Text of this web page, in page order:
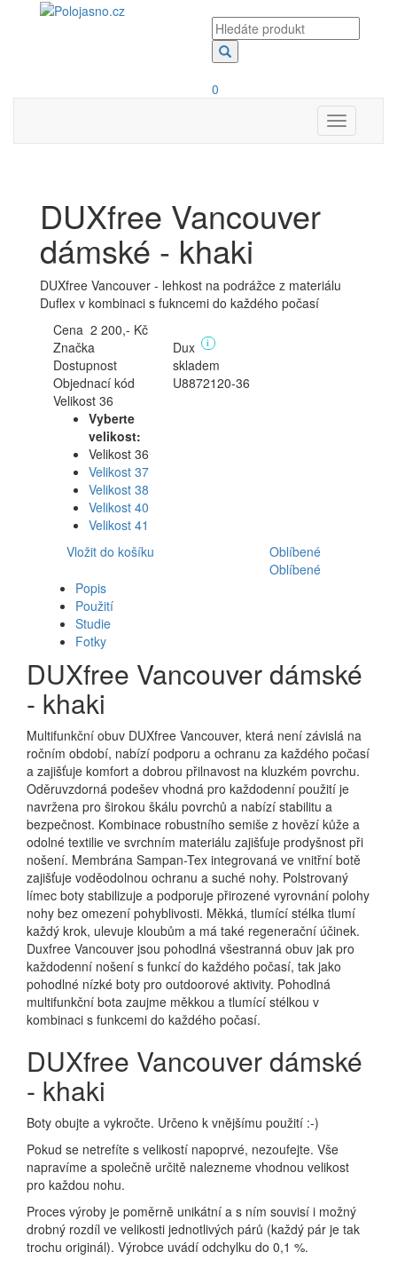
0
Toggle
navigation
DUXfree Vancouver
dámské - khaki
DUXfree Vancouver - lehkost na podrážce z materiálu
Duflex v kombinaci s fukncemi do každého počasí
Cena 2 200,- Kč
Značka
Dux i
Dostupnost
skladem
Objednací kód
U8872120-36
Velikost 36
Vyberte
velikost:
Velikost 36
Velikost 37
Velikost 38
Velikost 40
Velikost 41
Vložit do košíku
Oblíbené
Oblíbené
Popis
Použití
Studie
Fotky
DUXfree Vancouver dámské
- khaki
Multifunkční obuv DUXfree Vancouver, která není závislá na
ročním období, nabízí podporu a ochranu za každého počasí
a zajišťuje komfort a dobrou přilnavost na kluzkém povrchu.
Oděruvzdorná podešev vhodná pro každodenní použití je
navržena pro širokou škálu povrchů a nabízí stabilitu a
bezpečnost. Kombinace robustního semiše z hovězí kůže a
odolné textilie ve svrchním materiálu zajišťuje prodyšnost při
nošení. Membrána Sampan-Tex integrovaná ve vnitřní botě
zajišťuje voděodolnou ochranu a suché nohy. Polstrovaný
límec boty stabilizuje a podporuje přirozené vyrovnání polohy
nohy bez omezení pohyblivosti. Měkká, tlumící stélka tlumí
každý krok, ulevuje kloubům a má také regenerační účinek.
Duxfree Vancouver jsou pohodlná všestranná obuv jak pro
každodenní nošení s funkcí do každého počasí, tak jako
pohodlné nízké boty pro outdoorové aktivity. Pohodlná
multifunkční bota zaujme měkkou a tlumící stélkou v
kombinaci s funkcemi do každého počasí.
DUXfree Vancouver dámské
- khaki
Boty obujte a vykročte. Určeno k vnějšímu použití :-)
Pokud se netrefíte s velikostí napoprvé, nezoufejte. Vše
napravíme a společně určitě nalezneme vhodnou velikost
pro každou nohu.
Proces výroby je poměrně unikátní a s ním souvisí i možný
drobný rozdíl ve velikosti jednotlivých párů (každý pár je tak
trochu originál). Výrobce uvádí odchylku do 0,1 %.